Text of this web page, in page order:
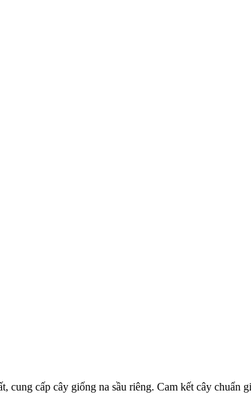
cấp cây giống na sầu riêng. Cam kết cây chuẩn